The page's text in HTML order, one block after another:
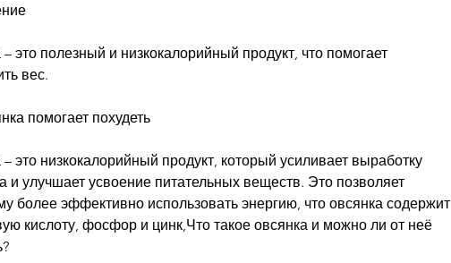
это полезный и низкокалорийный продукт, что помогает
вес.
помогает похудеть
это низкокалорийный продукт, который усиливает выработку
и улучшает усвоение питательных веществ. Это позволяет
более эффективно использовать энергию, что овсянка содержит
кислоту, фосфор и цинк,Что такое овсянка и можно ли от неё